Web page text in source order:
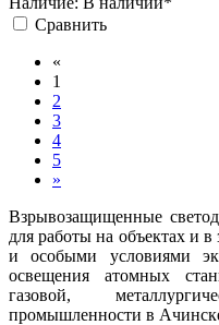
Cравнить
«
1
2
3
4
5
»
Взрывозащищенные
для работы на объектах и
и особыми условиями
освещения атомных
газовой,
промышленности в